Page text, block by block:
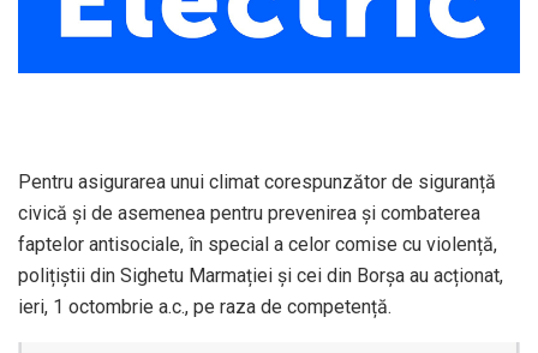
Pentru asigurarea unui climat corespunzător de siguranță
civică și de asemenea pentru prevenirea și combaterea
faptelor antisociale, în special a celor comise cu violență,
polițiștii din Sighetu Marmației și cei din Borșa au acționat,
ieri, 1 octombrie a.c., pe raza de competență.